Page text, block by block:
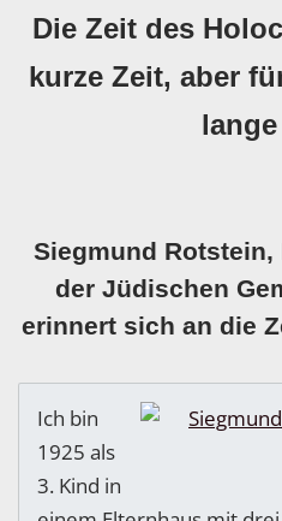
Die Zeit des
kurze Zeit, aber
Siegmund
der Jüdischen
erinnert sich an die
Ich bin
1925 als
3. Kind in